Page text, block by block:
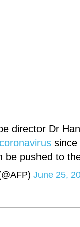
director Dr
be pushed to
June 25,